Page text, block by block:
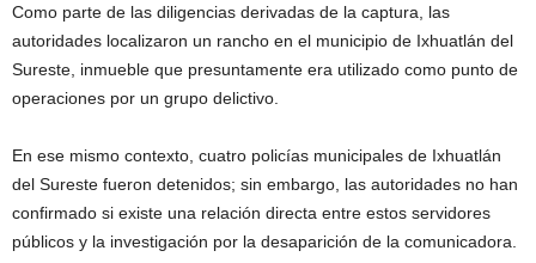
Como parte de las diligencias derivadas de la captura, las
autoridades localizaron un rancho en el municipio de Ixhuatlán del
Sureste, inmueble que presuntamente era utilizado como punto de
operaciones por un grupo delictivo.
En ese mismo contexto, cuatro policías municipales de Ixhuatlán
del Sureste fueron detenidos; sin embargo, las autoridades no han
confirmado si existe una relación directa entre estos servidores
públicos y la investigación por la desaparición de la comunicadora.